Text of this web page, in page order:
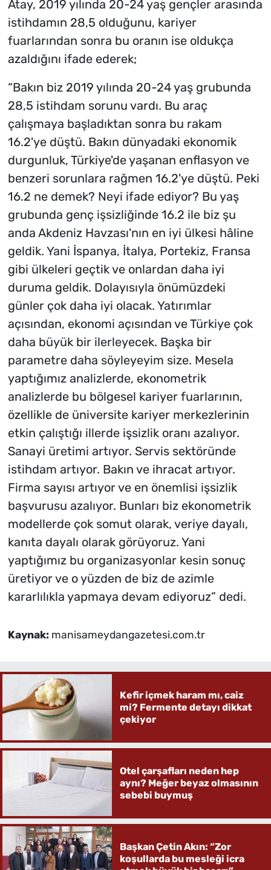
Atay, 2019 yılında 20-24 yaş gençler arasında
istihdamın 28,5 olduğunu, kariyer
fuarlarından sonra bu oranın ise oldukça
azaldığını ifade ederek;
“Bakın biz 2019 yılında 20-24 yaş grubunda
28,5 istihdam sorunu vardı. Bu araç
çalışmaya başladıktan sonra bu rakam
16.2'ye düştü. Bakın dünyadaki ekonomik
durgunluk, Türkiye'de yaşanan enflasyon ve
benzeri sorunlara rağmen 16.2'ye düştü. Peki
16.2 ne demek? Neyi ifade ediyor? Bu yaş
grubunda genç işsizliğinde 16.2 ile biz şu
anda Akdeniz Havzası'nın en iyi ülkesi hâline
geldik. Yani İspanya, İtalya, Portekiz, Fransa
gibi ülkeleri geçtik ve onlardan daha iyi
duruma geldik. Dolayısıyla önümüzdeki
günler çok daha iyi olacak. Yatırımlar
açısından, ekonomi açısından ve Türkiye çok
daha büyük bir ilerleyecek. Başka bir
parametre daha söyleyeyim size. Mesela
yaptığımız analizlerde, ekonometrik
analizlerde bu bölgesel kariyer fuarlarının,
özellikle de üniversite kariyer merkezlerinin
etkin çalıştığı illerde işsizlik oranı azalıyor.
Sanayi üretimi artıyor. Servis sektöründe
istihdam artıyor. Bakın ve ihracat artıyor.
Firma sayısı artıyor ve en önemlisi işsizlik
başvurusu azalıyor. Bunları biz ekonometrik
modellerde çok somut olarak, veriye dayalı,
kanıta dayalı olarak görüyoruz. Yani
yaptığımız bu organizasyonlar kesin sonuç
üretiyor ve o yüzden de biz de azimle
kararlılıkla yapmaya devam ediyoruz” dedi.
Kaynak: manisameydangazetesi.com.tr
Kefir içmek haram mı, caiz
mi? Fermente detayı dikkat
çekiyor
Otel çarşafları neden hep
aynı? Meğer beyaz olmasının
sebebi buymuş
Başkan Çetin Akın: “Zor
koşullarda bu mesleği icra